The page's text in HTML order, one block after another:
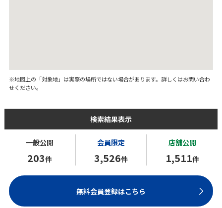
※地図上の「対象地」は実際の場所ではない場合があります。詳しくはお問い合わ
せください。
検索結果表示
一般公開
203件
会員限定
3,526件
店舗公開
1,511件
無料会員登録はこちら